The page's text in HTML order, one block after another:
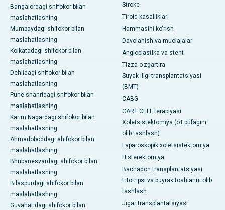
Bangalordagi shifokor bilan
maslahatlashing
Mumbaydagi shifokor bilan
maslahatlashing
Kolkatadagi shifokor bilan
maslahatlashing
Dehlidagi shifokor bilan
maslahatlashing
Pune shahridagi shifokor bilan
maslahatlashing
Karim Nagardagi shifokor bilan
maslahatlashing
Ahmadoboddagi shifokor bilan
maslahatlashing
Bhubanesvardagi shifokor bilan
maslahatlashing
Bilaspurdagi shifokor bilan
maslahatlashing
Guvahatidagi shifokor bilan
Stroke
Tiroid kasalliklari
Hammasini ko'rish
Davolanish va muolajalar
Angioplastika va stent
Tizza o'zgartira
Suyak iligi transplantatsiyasi
(BMT)
CABG
CART CELL terapiyasi
Xoletsistektomiya (o't pufagini
olib tashlash)
Laparoskopik xoletsistektomiya
Histerektomiya
Bachadon transplantatsiyasi
Litotripsi va buyrak toshlarini olib
tashlash
Jigar transplantatsiyasi